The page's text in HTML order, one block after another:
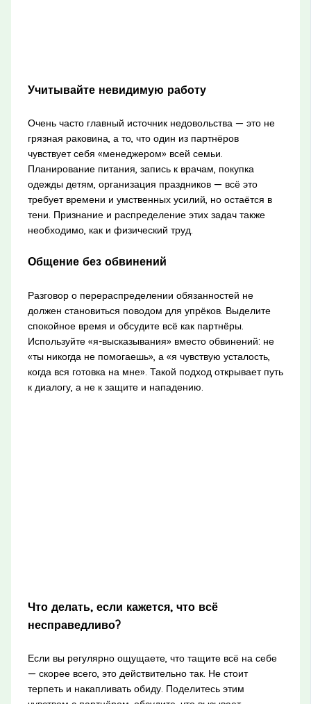
Учитывайте невидимую работу
Очень часто главный источник недовольства — это не
грязная раковина, а то, что один из партнёров
чувствует себя «менеджером» всей семьи.
Планирование питания, запись к врачам, покупка
одежды детям, организация праздников — всё это
требует времени и умственных усилий, но остаётся в
тени. Признание и распределение этих задач также
необходимо, как и физический труд.
Общение без обвинений
Разговор о перераспределении обязанностей не
должен становиться поводом для упрёков. Выделите
спокойное время и обсудите всё как партнёры.
Используйте «я-высказывания» вместо обвинений: не
«ты никогда не помогаешь», а «я чувствую усталость,
когда вся готовка на мне». Такой подход открывает путь
к диалогу, а не к защите и нападению.
Что делать, если кажется, что всё
несправедливо?
Если вы регулярно ощущаете, что тащите всё на себе
— скорее всего, это действительно так. Не стоит
терпеть и накапливать обиду. Поделитесь этим